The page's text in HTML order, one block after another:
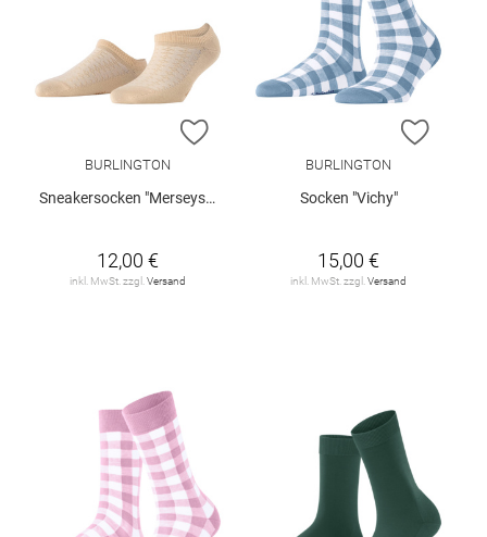
ZUR WUNSCHLISTE HINZUFÜGEN
BURLINGTON
Sneakersocken "Merseyside"
12,00 €
inkl. MwSt. zzgl. Versand
ZUR
BURLINGTON
Socken "Vichy"
15,00 €
inkl. MwSt. zzgl. Versand